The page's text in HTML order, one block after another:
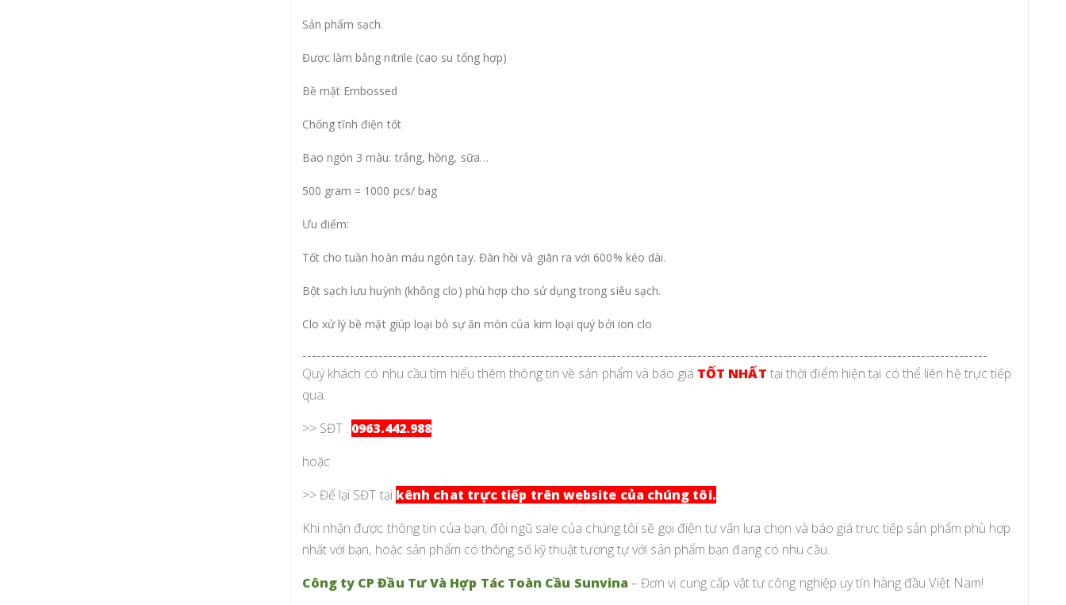
Sản phẩm sạch.
Được làm bằng nitrile (cao su tổng hợp)
Bề mặt Embossed
Chống tĩnh điện tốt
Bao ngón 3 màu: trắng, hồng, sữa…
500 gram = 1000 pcs/ bag
Ưu điểm:
Tốt cho tuần hoàn máu ngón tay. Đàn hồi và giãn ra với 600% kéo dài.
Bột sạch lưu huỳnh (không clo) phù hợp cho sử dụng trong siêu sạch.
Clo xử lý bề mặt giúp loại bỏ sự ăn mòn của kim loại quý bởi ion clo
------------------------------------------------------------------------------------------------------------------------------------------------
Quý khách có nhu cầu tìm hiểu thêm thông tin về sản phẩm và báo giá TỐT NHẤT tại thời điểm hiện tại có thể liên hệ trực tiếp
qua:
>> SĐT : 0963.442.988
hoặc
>> Để lại SĐT tại kênh chat trực tiếp trên website của chúng tôi.
Khi nhận được thông tin của bạn, đội ngũ sale của chúng tôi sẽ gọi điện tư vấn lựa chọn và báo giá trực tiếp sản phẩm phù hợp
nhất với bạn, hoặc sản phẩm có thông số kỹ thuật tương tự với sản phẩm bạn đang có nhu cầu.
Công ty CP Đầu Tư Và Hợp Tác Toàn Cầu Sunvina – Đơn vị cung cấp vật tư công nghiệp uy tín hàng đầu Việt Nam!